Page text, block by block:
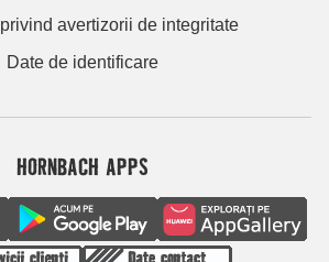
avertizorii de integritate
Date de identificare
HORNBACH APPS